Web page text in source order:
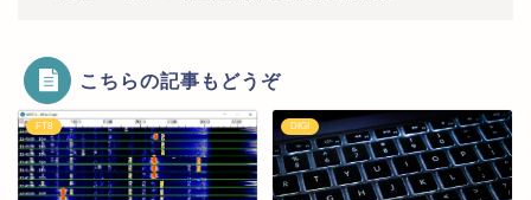
こちらの記事もどうぞ
FT8 DIGI